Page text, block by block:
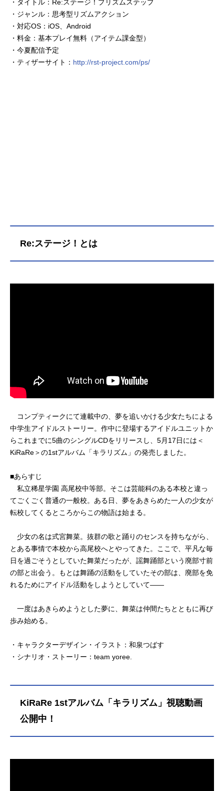
・タイトル：Re:ステージ！プリズムステップ
・ジャンル：思考型リズムアクション
・対応OS：iOS、Android
・料金：基本プレイ無料（アイテム課金型）
・今夏配信予定
・ティザーサイト： http://rst-project.com/ps/
Re:ステージ！とは
コンプティークにて連載中の、夢を追いかける少女たちによる
中学生アイドルストーリー。作中に登場するアイドルユニットか
らこれまでに5曲のシングルCDをリリースし、5月17日には＜
KiRaRe＞の1stアルバム「キラリズム」の発売しました。
■あらすじ
私立稀星学園 高尾校中等部。そこは芸能科のある本校と違っ
てごくごく普通の一般校。ある日、夢をあきらめた一人の少女が
転校してくるところからこの物語は始まる。
少女の名は式宮舞菜。抜群の歌と踊りのセンスを持ちながら、
とある事情で本校から高尾校へとやってきた。ここで、平凡な毎
日を過ごそうとしていた舞菜だったが、謡舞踊部という廃部寸前
の部と出会う。もとは舞踊の活動をしていたその部は、廃部を免
れるためにアイドル活動をしようとしていて――
一度はあきらめようとした夢に、舞菜は仲間たちとともに再び
歩み始める。
・キャラクターデザイン・イラスト：和泉つばす
・シナリオ・ストーリー：team yoree.
KiRaRe 1stアルバム「キラリズム」視聴動画
公開中！